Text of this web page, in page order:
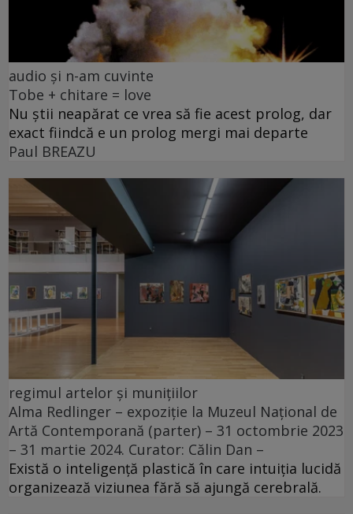
audio și n-am cuvinte
Tobe + chitare = love
Nu știi neapărat ce vrea să fie acest prolog, dar
exact fiindcă e un prolog mergi mai departe
Paul BREAZU
regimul artelor și munițiilor
Alma Redlinger – expoziție la Muzeul Național de
Artă Contemporană (parter) – 31 octombrie 2023
– 31 martie 2024. Curator: Călin Dan –
Există o inteligență plastică în care intuiția lucidă
organizează viziunea fără să ajungă cerebrală.